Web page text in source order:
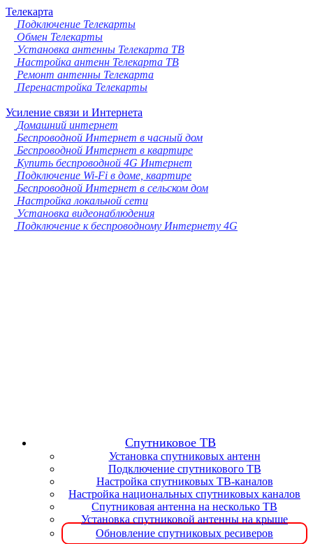
Телекарта
Подключение Телекарты
Обмен Телекарты
Установка антенны Телекарта ТВ
Настройка антенн Телекарта ТВ
Ремонт антенны Телекарта
Перенастройка Телекарты
Усиление связи и Интернета
Домашний интернет
Беспроводной Интернет в часный дом
Беспроводной Интернет в квартире
Купить беспроводной 4G Интернет
Подключение Wi-Fi в доме, квартире
Беспроводной Интернет в сельском дом
Настройка локальной сети
Установка видеонаблюдения
Подключение к беспроводному Интернету 4G
Спутниковое ТВ
Установка спутниковых антенн
Подключение спутникового ТВ
Настройка спутниковых ТВ-каналов
Настройка национальных спутниковых каналов
Спутниковая антенна на несколько ТВ
Установка спутниковой антенны на крыше
Обновление спутниковых ресиверов